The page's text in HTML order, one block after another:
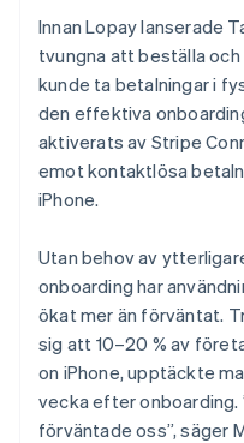
Innan Lopay lanserade
tvungna att beställa
kunde ta betalningar i
den effektiva
aktiverats av Stripe
emot kontaktlösa
iPhone.
Utan behov av
onboarding har
ökat mer än förväntat.
sig att 10–20 % av
on iPhone, upptäckte
vecka efter onboarding.
förväntade oss”, säger